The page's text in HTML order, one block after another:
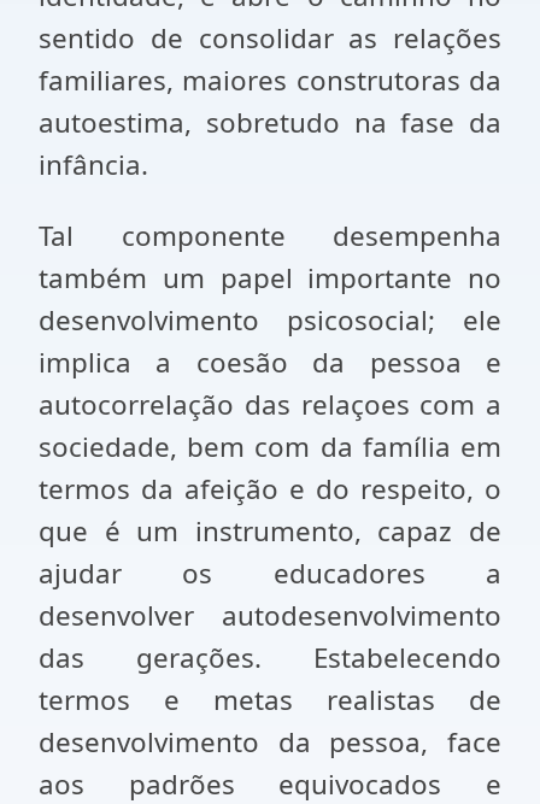
sentido de consolidar as relações
familiares, maiores construtoras da
autoestima, sobretudo na fase da
infância.
Tal componente desempenha
também um papel importante no
desenvolvimento psicosocial; ele
implica a coesão da pessoa e
autocorrelação das relaçoes com a
sociedade, bem com da família em
termos da afeição e do respeito, o
que é um instrumento, capaz de
ajudar os educadores a
desenvolver autodesenvolvimento
das gerações. Estabelecendo
termos e metas realistas de
desenvolvimento da pessoa, face
aos padrões equivocados e